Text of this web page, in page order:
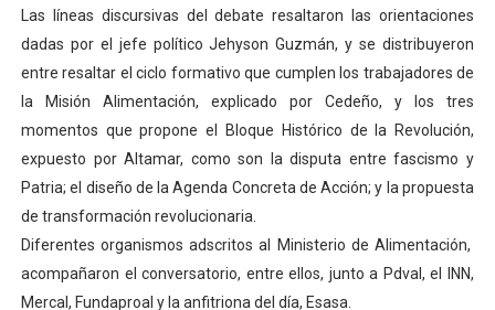
Las líneas discursivas del debate resaltaron las orientaciones
dadas por el jefe político Jehyson Guzmán, y se distribuyeron
entre resaltar el ciclo formativo que cumplen los trabajadores de
la Misión Alimentación, explicado por Cedeño, y los tres
momentos que propone el Bloque Histórico de la Revolución,
expuesto por Altamar, como son la disputa entre fascismo y
Patria; el diseño de la Agenda Concreta de Acción; y la propuesta
de transformación revolucionaria.
Diferentes organismos adscritos al Ministerio de Alimentación,
acompañaron el conversatorio, entre ellos, junto a Pdval, el INN,
Mercal, Fundaproal y la anfitriona del día, Esasa.